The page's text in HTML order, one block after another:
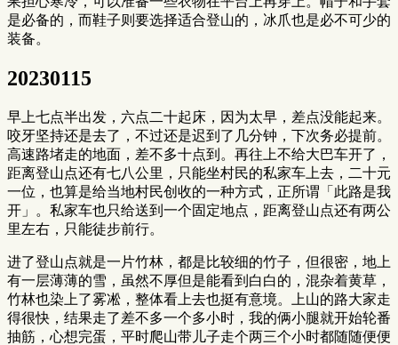
是必备的，而鞋子则要选择适合登山的，冰爪也是必不可少的
装备。
20230115
早上七点半出发，六点二十起床，因为太早，差点没能起来。
咬牙坚持还是去了，不过还是迟到了几分钟，下次务必提前。
高速路堵走的地面，差不多十点到。再往上不给大巴车开了，
距离登山点还有七八公里，只能坐村民的私家车上去，二十元
一位，也算是给当地村民创收的一种方式，正所谓「此路是我
开」。私家车也只给送到一个固定地点，距离登山点还有两公
里左右，只能徒步前行。
进了登山点就是一片竹林，都是比较细的竹子，但很密，地上
有一层薄薄的雪，虽然不厚但是能看到白白的，混杂着黄草，
竹林也染上了雾凇，整体看上去也挺有意境。上山的路大家走
得很快，结果走了差不多一个多小时，我的俩小腿就开始轮番
抽筋，心想完蛋，平时爬山带儿子走个两三个小时都随随便便